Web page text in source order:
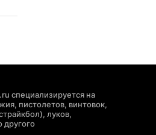
специализируется на
пистолетов, винтовок,
луков,
другого